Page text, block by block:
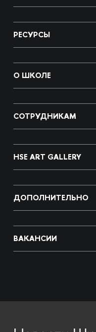
РЕСУРСЫ
О ШКОЛЕ
СОТРУДНИКАМ
HSE ART GALLERY
ДОПОЛНИТЕЛЬНО
ВАКАНСИИ